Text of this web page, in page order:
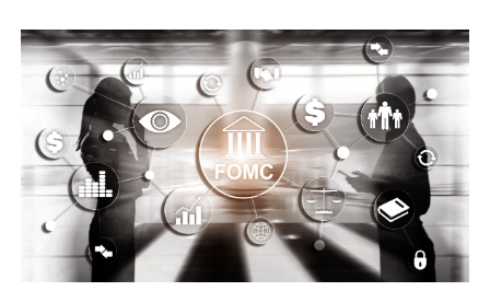
運営会社
ファミリーオフィスとは
関連書籍
メールマガジン登録
よくある質問